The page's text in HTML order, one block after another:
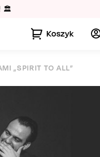
🏛️
Koszyk
„SPIRIT TO ALL”